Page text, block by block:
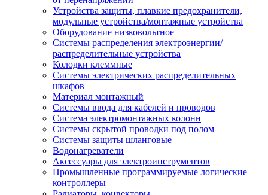
Устройства защиты, плавкие предохранители,
модульные устройства/монтажные устройства
Оборудование низковольтное
Системы распределения электроэнергии/
распределительные устройства
Колодки клеммные
Системы электрических распределительных
шкафов
Материал монтажный
Системы ввода для кабелей и проводов
Система электромонтажных колонн
Системы скрытой проводки под полом
Системы защиты шланговые
Водонагреватели
Аксессуары для электроинструментов
Промышленные программируемые логические
контроллеры